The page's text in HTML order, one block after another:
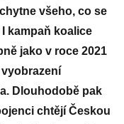
všeho, co se
kampaň koalice
jako v roce 2021
Dlouhodobě pak
chtějí Českou